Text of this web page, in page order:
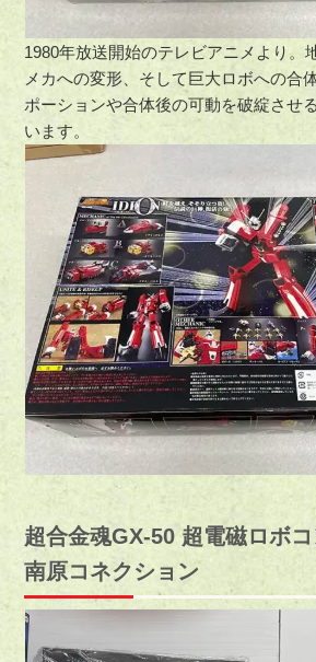
1980年放送開始のテレビアニメより。
メカへの変形、そして巨大ロボへの合
ポーションや合体後の可動を破綻させ
います。
超合金魂GX-50 超電磁ロボ
南原コネクション